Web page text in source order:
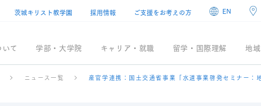
茨城キリスト教学園 採用情報 ご支援をお考えの方 EN
て 学部・大学院 キャリア・就職 留学・国際理解 地
ニュース一覧 産官学連携：国土交通省事業「水道事業啓発セミナー：